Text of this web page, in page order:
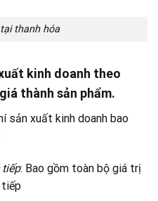
thanh hóa
kinh doanh theo
thành sản phẩm.
sản xuất kinh doanh bao
: Bao gồm toàn bộ giá trị